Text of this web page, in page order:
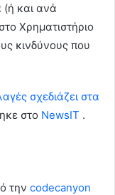
και ανά
Χρηματιστήριο
κινδύνους που
σχεδιάζει στα
στο NewsIT .
την codecanyon